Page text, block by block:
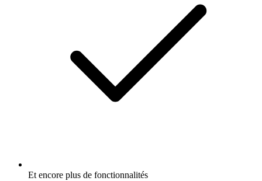
Et encore plus de fonctionnalités